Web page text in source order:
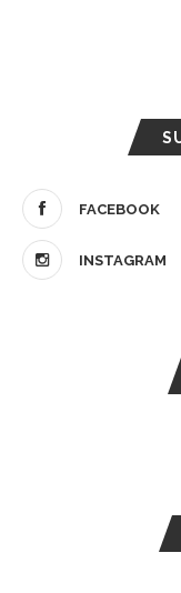
FACEBOOK
INSTAGRAM